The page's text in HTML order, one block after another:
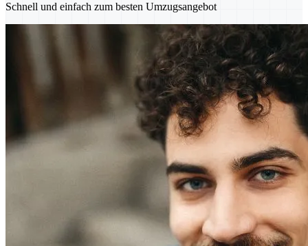
Schnell und einfach zum besten Umzugsangebot